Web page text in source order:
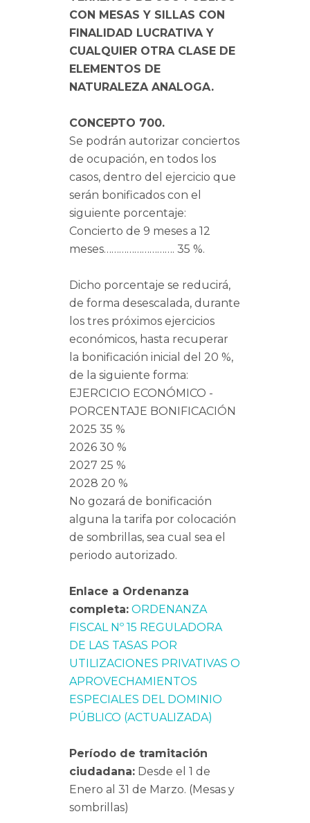
CON MESAS Y SILLAS CON
FINALIDAD LUCRATIVA Y
CUALQUIER OTRA CLASE DE
ELEMENTOS DE
NATURALEZA ANALOGA.
CONCEPTO 700.
Se podrán autorizar conciertos
de ocupación, en todos los
casos, dentro del ejercicio que
serán bonificados con el
siguiente porcentaje:
Concierto de 9 meses a 12
meses………………………. 35 %.
Dicho porcentaje se reducirá,
de forma desescalada, durante
los tres próximos ejercicios
económicos, hasta recuperar
la bonificación inicial del 20 %,
de la siguiente forma:
EJERCICIO ECONÓMICO -
PORCENTAJE BONIFICACIÓN
2025 35 %
2026 30 %
2027 25 %
2028 20 %
No gozará de bonificación
alguna la tarifa por colocación
de sombrillas, sea cual sea el
periodo autorizado.
Enlace a Ordenanza
completa: ORDENANZA
FISCAL Nº 15 REGULADORA
DE LAS TASAS POR
UTILIZACIONES PRIVATIVAS O
APROVECHAMIENTOS
ESPECIALES DEL DOMINIO
PÚBLICO (ACTUALIZADA)
Período de tramitación
ciudadana: Desde el 1 de
Enero al 31 de Marzo. (Mesas y
sombrillas)